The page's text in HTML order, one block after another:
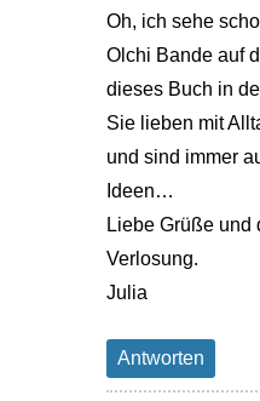
Oh, ich sehe
Olchi Bande auf
dieses Buch in
Sie lieben mit
und sind immer
Ideen…
Liebe Grüße und
Verlosung.
Julia
Antworten